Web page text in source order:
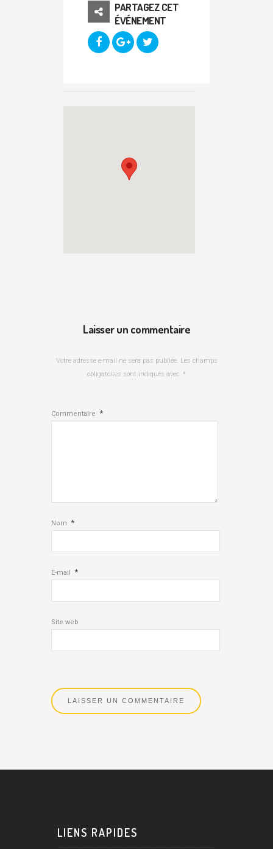
PARTAGEZ CET
ÉVÉNEMENT
Laisser un commentaire
Votre adresse e-mail ne sera pas publiée. Les champs
obligatoires sont indiqués avec *
Commentaire *
Nom *
E-mail *
Site web
LIENS RAPIDES